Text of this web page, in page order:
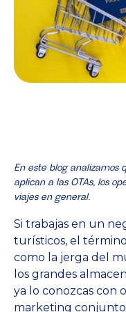
En este blog analizamos
aplican a las OTAs, los
viajes en general.
Si trabajas en un
turísticos, el
como la jerga del
los grandes
ya lo conozcas con
marketing